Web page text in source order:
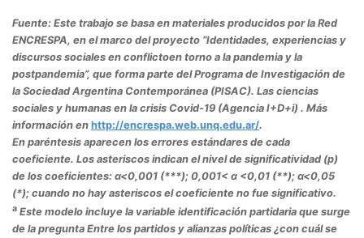
Fuente: Este trabajo se basa en materiales producidos por la Red
ENCRESPA, en el marco del proyecto “Identidades, experiencias y
discursos sociales en conflictoen torno a la pandemia y la
postpandemia”, que forma parte del Programa de Investigación de
la Sociedad Argentina Contemporánea (PISAC). Las ciencias
sociales y humanas en la crisis Covid-19 (Agencia I+D+i) . Más
información en http://encrespa.web.unq.edu.ar/.
En paréntesis aparecen los errores estándares de cada
coeficiente. Los asteriscos indican el nivel de significatividad (p)
de los coeficientes: α<0,001 (***); 0,001< α <0,01 (**); α<0,05
(*); cuando no hay asteriscos el coeficiente no fue significativo.
a Este modelo incluye la variable identificación partidaria que surge
de la pregunta Entre los partidos y alianzas políticas ¿con cuál se